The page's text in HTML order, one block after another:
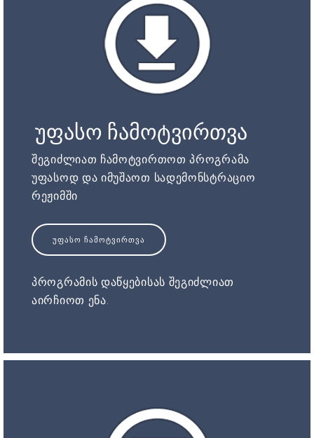
უფასო ჩამოტვირთვა
შეგიძლიათ ჩამოტვირთოთ პროგრამა
უფასოდ და იმუშაოთ სადემონსტრაციო
რეჟიმში
ᲣᲤᲐᲡᲝ ᲩᲐᲛᲝᲢᲕᲘᲠᲗᲕᲐ
პროგრამის დაწყებისას შეგიძლიათ
აირჩიოთ ენა.